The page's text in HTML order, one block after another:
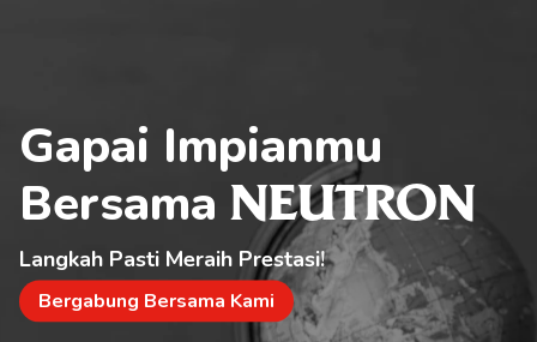
Gapai Impianmu
Bersama NEUTRON
Langkah Pasti Meraih Prestasi!
Bergabung Bersama Kami